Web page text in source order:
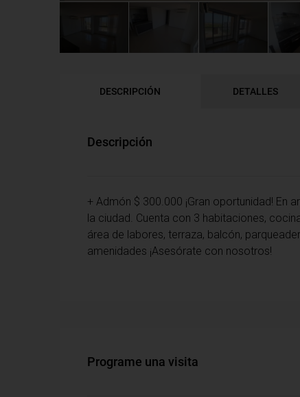
DESCRIPCIÓN DETALLES
Descripción
+ Admón $ 300.000 ¡Gran oportunidad!
la ciudad. Cuenta con 3 habitaciones,
área de labores, terraza, balcón,
amenidades ¡Asesórate con nosotros!
Programe una visita